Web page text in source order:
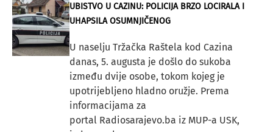
UBISTVO U CAZINU: POLICIJA BRZO LOCIRALA I
UHAPSILA OSUMNJIČENOG
U naselju Tržačka Raštela kod Cazina
danas, 5. augusta je došlo do sukoba
između dvije osobe, tokom kojeg je
upotrijebljeno hladno oružje. Prema
informacijama za
portal Radiosarajevo.ba iz MUP-a USK,